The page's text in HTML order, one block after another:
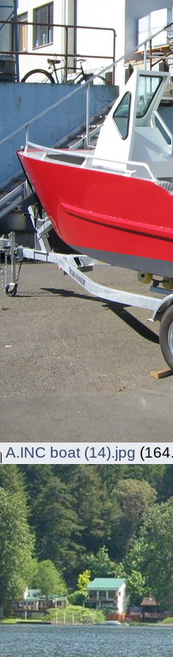
A.INC boat (14).jpg